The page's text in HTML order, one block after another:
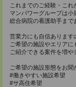
これまでのご経験・これ
マンパワーグループは小
総合病院の看護助手まで
営業力にも自信あります
ご希望の施設やエリアに
ご紹介できる案件を増や
ご希望の施設形態をお聞
#働きやすい施設希望
#サ高住希望